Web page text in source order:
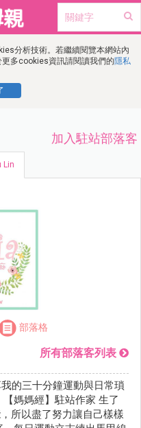
分析技術。若繼續閱覽本網站內
多cookies資訊請閱讀我們的隱私
加入駐站部落客
Lin
部落格
所有部落客列表
的三十分鐘運動與日常瑣
媽媽經】駐站作家 生了
所以盡了努力讓自己樣樣